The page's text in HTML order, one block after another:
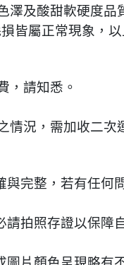
澤及酸甜軟硬度品
皆屬正常現象，
，請知悉。
情況，需加收二次
完整，若有任何
拍照存證以保障